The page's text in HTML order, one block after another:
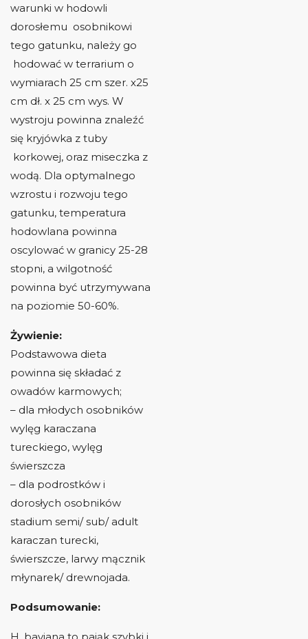
warunki w hodowli
dorosłemu osobnikowi
tego gatunku, należy go
hodować w terrarium o
wymiarach 25 cm szer. x25
cm dł. x 25 cm wys. W
wystroju powinna znaleźć
się kryjówka z tuby
korkowej, oraz miseczka z
wodą. Dla optymalnego
wzrostu i rozwoju tego
gatunku, temperatura
hodowlana powinna
oscylować w granicy 25-28
stopni, a wilgotność
powinna być utrzymywana
na poziomie 50-60%.
Żywienie:
Podstawowa dieta
powinna się składać z
owadów karmowych;
– dla młodych osobników
wylęg karaczana
tureckiego, wylęg
świerszcza
– dla podrostków i
dorosłych osobników
stadium semi/ sub/ adult
karaczan turecki,
świerszcze, larwy mącznik
młynarek/ drewnojada.
Podsumowanie:
H. baviana to pająk szybki i